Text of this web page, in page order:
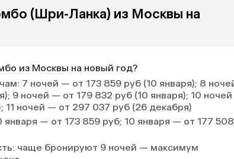
(Шри-Ланка) из Москвы на
из Москвы на новый год?
: 7 ночей — от 173 859 руб (10 января); 8
9 ночей — от 179 832 руб (10 января); 10
11 ночей — от 297 037 руб (26 декабря)
января — от 173 859 руб; 10 января — от 177 508
: чаще бронируют 9 ночей — максимум